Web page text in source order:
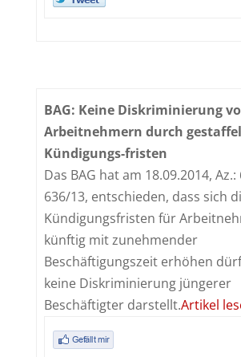
BAG: Keine Diskriminierung
Arbeitnehmern durch
Kündigungs-fristen
Das BAG hat am 18.09.2014, Az.:
636/13, entschieden, dass sich
Kündigungsfristen für
künftig mit zunehmender
Beschäftigungszeit erhöhen
keine Diskriminierung jüngerer
Beschäftigter darstellt.Artikel